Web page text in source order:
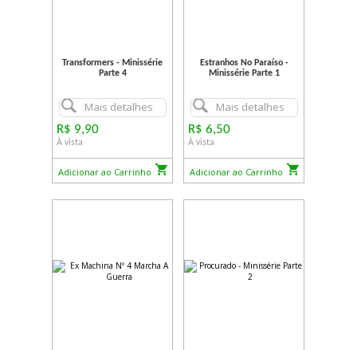
Transformers - Minissérie
Parte 4
Mais detalhes
R$ 9,90
À vista
Adicionar ao Carrinho
Estranhos No Paraíso -
Minissérie Parte 1
Mais detalhes
R$ 6,50
À vista
Adicionar ao Carrinho